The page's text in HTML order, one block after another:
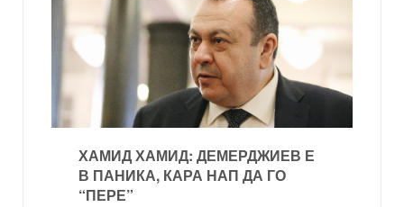
ХАМИД ХАМИД: ДЕМЕРДЖИЕВ Е
В ПАНИКА, КАРА НАП ДА ГО
“ПЕРЕ”